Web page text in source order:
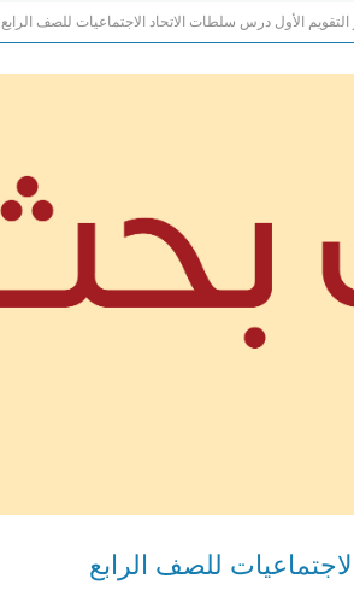
التقويم الأول درس سلطات الاتحاد الاجتماعيات للصف الرابع
للصف الرابع